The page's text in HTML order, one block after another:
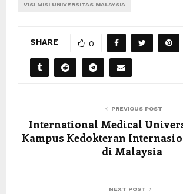
VISI MISI UNIVERSITAS MALAYSIA
SHARE 0
PREVIOUS POST
International Medical
Kampus Kedokteran
di Malaysia
NEXT POST